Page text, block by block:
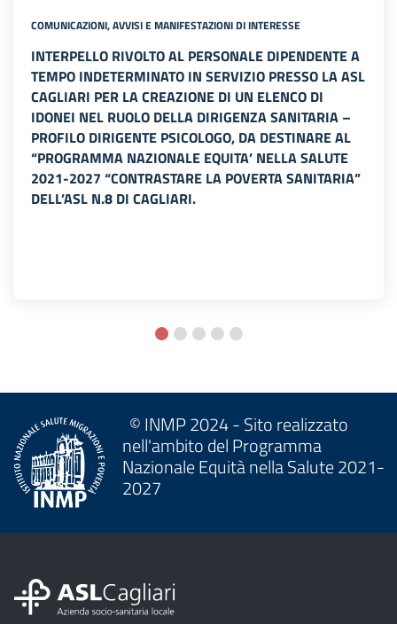
COMUNICAZIONI, AVVISI E MANIFESTAZIONI DI INTERESSE
INTERPELLO RIVOLTO AL PERSONALE DIPENDENTE A
TEMPO INDETERMINATO IN SERVIZIO PRESSO LA ASL
CAGLIARI PER LA CREAZIONE DI UN ELENCO DI
IDONEI NEL RUOLO DELLA DIRIGENZA SANITARIA –
PROFILO DIRIGENTE PSICOLOGO, DA DESTINARE AL
“PROGRAMMA NAZIONALE EQUITA’ NELLA SALUTE
2021-2027 “CONTRASTARE LA POVERTA SANITARIA”
DELL’ASL N.8 DI CAGLIARI.
© INMP 2024 - Sito realizzato
nell'ambito del Programma
Nazionale Equità nella Salute 2021-
2027